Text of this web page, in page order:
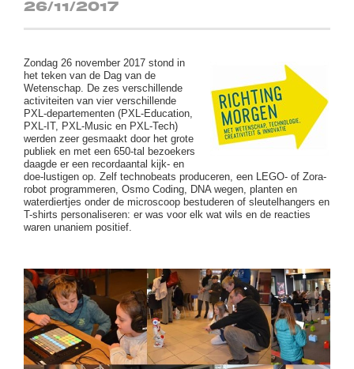
26/11/2017
Zondag 26 november 2017 stond in
het teken van de Dag van de
Wetenschap. De zes verschillende
activiteiten van vier verschillende
PXL-departementen (PXL-Education,
PXL-IT, PXL-Music en PXL-Tech)
werden zeer gesmaakt door het grote
publiek en met een 650-tal bezoekers
daagde er een recordaantal kijk- en
doe-lustigen op. Zelf technobeats produceren, een LEGO- of Zora-
robot programmeren, Osmo Coding, DNA wegen, planten en
waterdiertjes onder de microscoop bestuderen of sleutelhangers en
T-shirts personaliseren: er was voor elk wat wils en de reacties
waren unaniem positief.